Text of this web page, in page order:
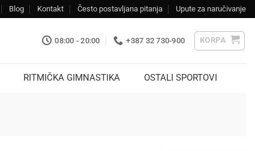
Blog Kontakt Često postavljana pitanja Upute za naručivanje
08:00 - 20:00 +387 32 730-900 KORPA
RITMIČKA GIMNASTIKA OSTALI SPORTOVI